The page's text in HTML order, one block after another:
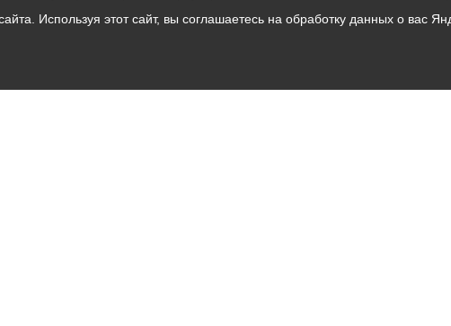
Используя этот сайт, вы соглашаетесь на обработку данных о вас